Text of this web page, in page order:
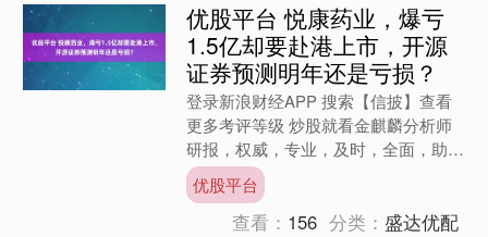
优股平台 悦康药业，爆亏
1.5亿却要赴港上市，开源
证券预测明年还是亏损？
登录新浪财经APP 搜索【信披】查看
更多考评等级 炒股就看金麒麟分析师
研报，权威，专业，及时，全面，助您
挖掘潜力主题机会！ 来源：基本面力
场 最近，科创板上市公....
优股平台
查看： 156 分类：盛达优配